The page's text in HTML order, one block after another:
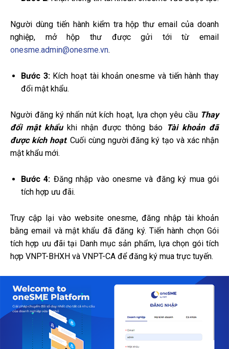
Người dùng tiến hành kiểm tra hộp thư email của doanh
nghiệp, mở hộp thư được gửi tới từ email
onesme.admin@onesme.vn.
Bước 3: Kích hoạt tài khoản onesme và tiến hành thay
đổi mật khẩu.
Người đăng ký nhấn nút kích hoạt, lựa chọn yêu cầu Thay
đổi mật khẩukhi nhận được thông báo Tài khoản đã
được kích hoạt. Cuối cùng người đăng ký tạo và xác nhận
mật khẩu mới.
Bước 4: Đăng nhập vào onesme và đăng ký mua gói
tích hợp ưu đãi.
Truy cập lại vào website onesme, đăng nhập tài khoản
bằng email và mật khẩu đã đăng ký. Tiến hành chọn Gói
tích hợp ưu đãi tại Danh mục sản phẩm, lựa chọn gói tích
hợp VNPT-BHXH và VNPT-CA để đăng ký mua trực tuyến.